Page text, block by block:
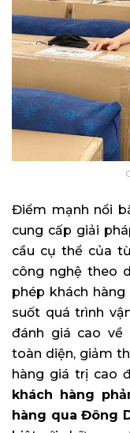
Điểm mạnh nổi
cung cấp giải
cầu cụ thể của
công nghệ theo
phép khách
suốt quá trình
đánh giá cao về
toàn diện, giảm
hàng giá trị cao
khách hàng
hàng qua Đông